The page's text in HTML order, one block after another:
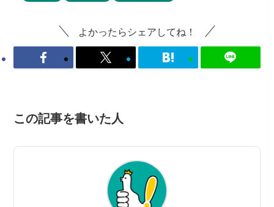
よかったらシェアしてね！
この記事を書いた人